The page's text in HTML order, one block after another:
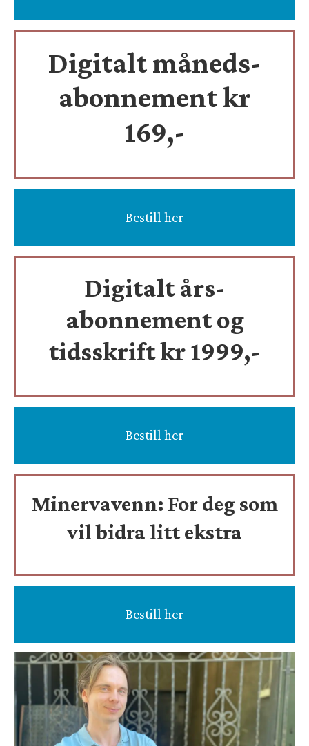
Digitalt måneds-
abonnement kr
169,-
Bestill her
Digitalt års-
abonnement og
tidsskriftkr 1999,-
Bestill her
Minervavenn: For deg som
vil bidra litt ekstra
Bestill her